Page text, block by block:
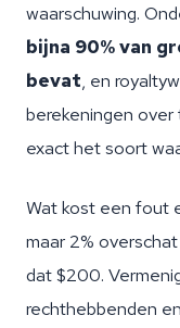
waarschuwing.
bijna 90% van
bevat, en
berekeningen
exact het soort
Wat kost een fout
maar 2%
dat $200.
rechthebbenden